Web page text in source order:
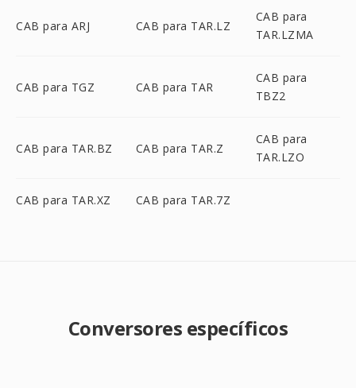
CAB para ARJ CAB para TAR.LZ
CAB para
TAR.LZMA
CAB para TGZ CAB para TAR
CAB para
TBZ2
CAB para TAR.BZ CAB para TAR.Z
CAB para
TAR.LZO
CAB para TAR.XZ CAB para TAR.7Z
Conversores específicos